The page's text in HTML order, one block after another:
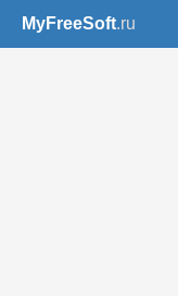
MyFreeSoft.ru